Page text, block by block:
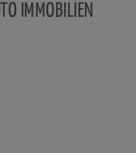
IMMOBILIEN